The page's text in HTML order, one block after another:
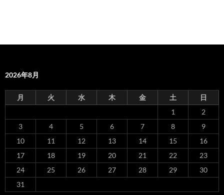
2026年8月
月 火 水 木 金 土
日
1
2
3
4 5 6 7 8
9
10
11 12 13 14 15
16
17
18 19 20 21 22
23
24
25 26 27 28 29
30
31